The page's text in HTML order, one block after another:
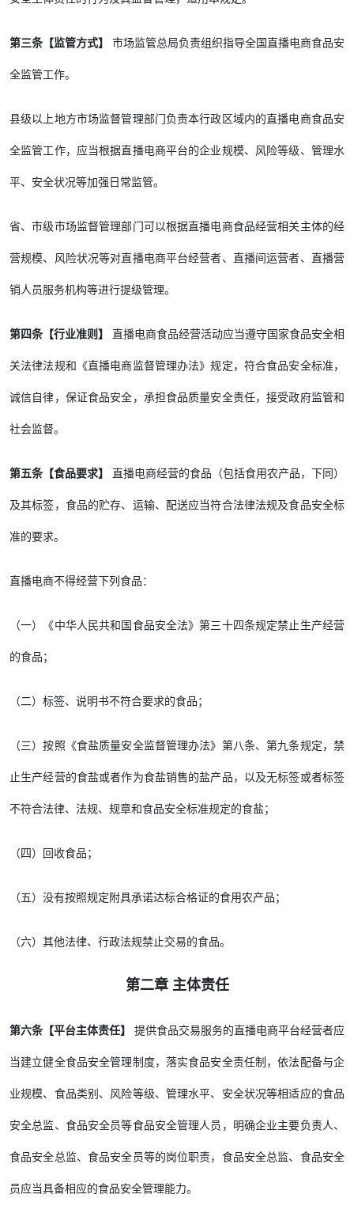
第三条【监管方式】 市场监管总局负责组织指导全国直播电商食品安
全监管工作。
县级以上地方市场监督管理部门负责本行政区域内的直播电商食品安
全监管工作，应当根据直播电商平台的企业规模、风险等级、管理水
平、安全状况等加强日常监管。
省、市级市场监督管理部门可以根据直播电商食品经营相关主体的经
营规模、风险状况等对直播电商平台经营者、直播间运营者、直播营
销人员服务机构等进行提级管理。
第四条【行业准则】 直播电商食品经营活动应当遵守国家食品安全相
关法律法规和《直播电商监督管理办法》规定，符合食品安全标准，
诚信自律，保证食品安全，承担食品质量安全责任，接受政府监管和
社会监督。
第五条【食品要求】 直播电商经营的食品（包括食用农产品，下同）
及其标签，食品的贮存、运输、配送应当符合法律法规及食品安全标
准的要求。
直播电商不得经营下列食品：
（一）《中华人民共和国食品安全法》第三十四条规定禁止生产经营
的食品；
（二）标签、说明书不符合要求的食品；
（三）按照《食盐质量安全监督管理办法》第八条、第九条规定，禁
止生产经营的食盐或者作为食盐销售的盐产品，以及无标签或者标签
不符合法律、法规、规章和食品安全标准规定的食盐；
（四）回收食品；
（五）没有按照规定附具承诺达标合格证的食用农产品；
（六）其他法律、行政法规禁止交易的食品。
第二章 主体责任
第六条【平台主体责任】 提供食品交易服务的直播电商平台经营者应
当建立健全食品安全管理制度，落实食品安全责任制，依法配备与企
业规模、食品类别、风险等级、管理水平、安全状况等相适应的食品
安全总监、食品安全员等食品安全管理人员，明确企业主要负责人、
食品安全总监、食品安全员等的岗位职责，食品安全总监、食品安全
员应当具备相应的食品安全管理能力。